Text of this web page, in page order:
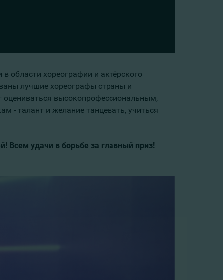
области хореографии и актёрского
лучшие хореографы страны и
оцениваться высокопрофессиональным,
- талант и желание танцевать, учиться
Всем удачи в борьбе за главный приз!